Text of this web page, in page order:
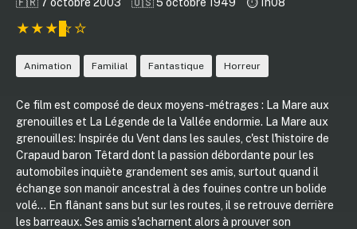
Animation Familial Fantastique Horreur
Ce film est composé de deux moyens-métrages : La Mare aux
grenouilles et La Légende de la Vallée endormie. La Mare aux
grenouilles: Inspirée du Vent dans les saules, c'est l'histoire de
Crapaud baron Têtard dont la passion débordante pour les
automobiles inquiète grandement ses amis, surtout quand il
échange son manoir ancestral à des fouines contre un bolide
volé... En flânant sans but sur les routes, il se retrouve derrière
les barreaux. Ses amis s'acharnent alors à prouver son